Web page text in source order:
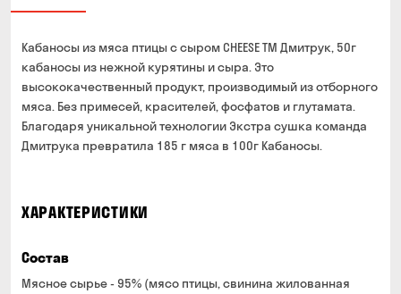
От 700 грн
Срок доставки — до 90 минут
*на время доставки могут влиять воздушные тревоги
Оплата:
наличными курьеру
Можете без очереди забрать из магазина в удобное
Оплата:
наличными в магазине
банковской картой на сайте и в магазине
Кабаносы из мяса птицы с сыром CHEESE ТМ Дмитрук, 50г
кабаносы из нежной курятины и сыра. Это
высококачественный продукт, производимый из отборного
мяса. Без примесей, красителей, фосфатов и глутамата.
Благодаря уникальной технологии Экстра сушка команда
Дмитрука превратила 185 г мяса в 100г Кабаносы.
ХАРАКТЕРИСТИКИ
Состав
Мясное сырье - 95% (мясо птицы, свинина жилованная